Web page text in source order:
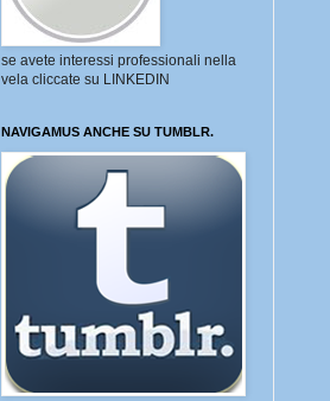
se avete interessi professionali nella
vela cliccate su LINKEDIN
NAVIGAMUS ANCHE SU TUMBLR.